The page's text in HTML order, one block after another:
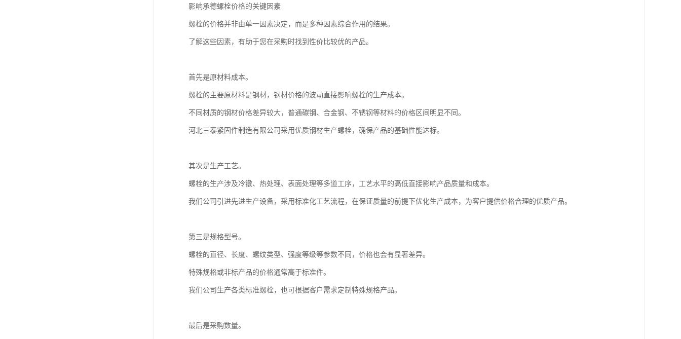
影响承德螺栓价格的关键因素
螺栓的价格并非由单一因素决定，而是多种因素综合作用的结果。
了解这些因素，有助于您在采购时找到性价比较优的产品。
首先是原材料成本。
螺栓的主要原材料是钢材，钢材价格的波动直接影响螺栓的生产成本。
不同材质的钢材价格差异较大，普通碳钢、合金钢、不锈钢等材料的价格区间明显不同。
河北三泰紧固件制造有限公司采用优质钢材生产螺栓，确保产品的基础性能达标。
其次是生产工艺。
螺栓的生产涉及冷镦、热处理、表面处理等多道工序，工艺水平的高低直接影响产品质量和成本。
我们公司引进先进生产设备，采用标准化工艺流程，在保证质量的前提下优化生产成本，为客户提供价格合理的优质产品。
第三是规格型号。
螺栓的直径、长度、螺纹类型、强度等级等参数不同，价格也会有显著差异。
特殊规格或非标产品的价格通常高于标准件。
我们公司生产各类标准螺栓，也可根据客户需求定制特殊规格产品。
最后是采购数量。